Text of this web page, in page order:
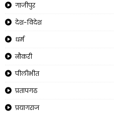
गाजीपुर
देश-विदेश
धर्म
नौकरी
पीलीभीत
प्रतापगढ
प्रयागराज